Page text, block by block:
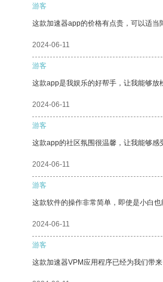
游客
这款加速器app的价格有点贵，可以适当
2024-06-11
游客
这款app是我娱乐的好帮手，让我能够放
2024-06-11
游客
这款app的社区氛围很温馨，让我能够感
2024-06-11
游客
这款软件的操作非常简单，即使是小白也
2024-06-11
游客
这款加速器VPM应用程序已经为我们带